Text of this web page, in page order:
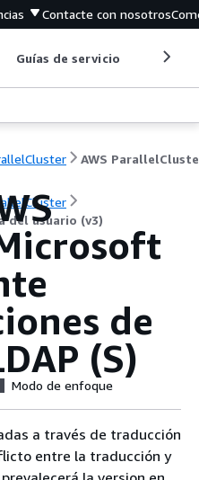
Contacte con nosotros
Guías de servicio
del usuario (v3)
de
(S)
Modo de enfoque
a través de traducción
entre la traducción y